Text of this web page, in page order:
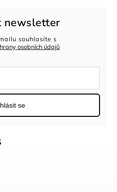
newsletter
souhlasíte s
osobních údajů
se